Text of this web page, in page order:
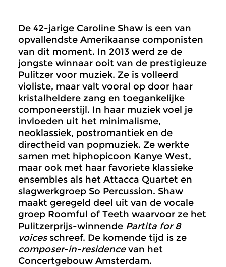
De 42-jarige Caroline Shaw is een van
opvallendste Amerikaanse componisten
van dit moment. In 2013 werd ze de
jongste winnaar ooit van de prestigieuze
Pulitzer voor muziek. Ze is volleerd
violiste, maar valt vooral op door haar
kristalheldere zang en toegankelijke
componeerstijl. In haar muziek voel je
invloeden uit het minimalisme,
neoklassiek, postromantiek en de
directheid van popmuziek. Ze werkte
samen met hiphopicoon Kanye West,
maar ook met haar favoriete klassieke
ensembles als het Attacca Quartet en
slagwerkgroep So Percussion. Shaw
maakt geregeld deel uit van de vocale
groep Roomful of Teeth waarvoor ze het
Pulitzerprijs-winnende Partita for 8
voicesschreef. De komende tijd is ze
composer-in-residencevan het
Concertgebouw Amsterdam.